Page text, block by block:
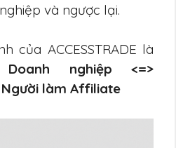
và ngược lại.
của ACCESSTRADE là
Doanh nghiệp <=>
Người làm Affiliate